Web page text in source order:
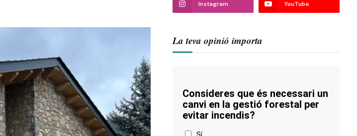
Instagram YouTube
La teva opinió importa
Consideres que és necessari un
canvi en la gestió forestal per
evitar incendis?